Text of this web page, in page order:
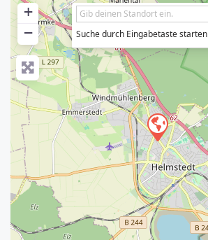
+
−
Suche durch Eingabetaste starten